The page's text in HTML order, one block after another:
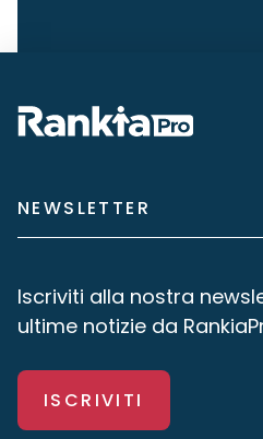
NEWSLETTER
Iscriviti alla nostra
ultime notizie da
ISCRIVITI